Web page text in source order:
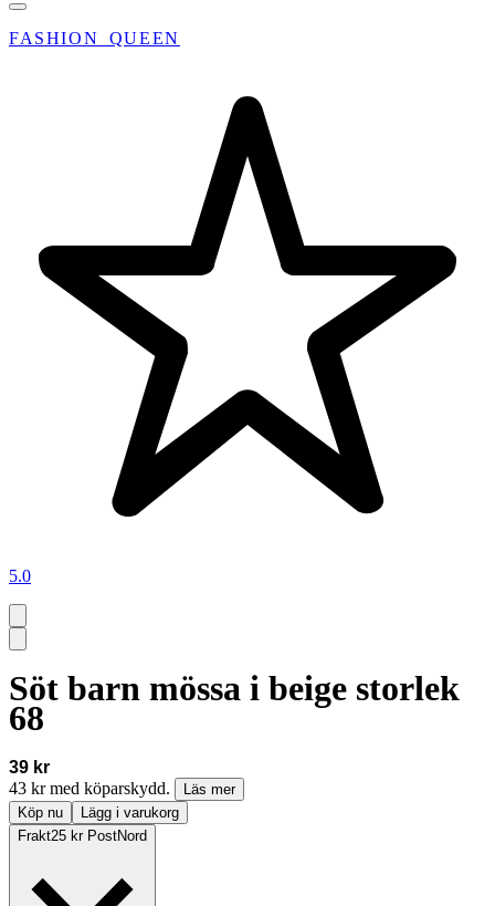
FASHION_QUEEN
5.0
Söt barn mössa i beige storlek
68
39 kr
43 kr med köparskydd.
Läs mer
Köp nu
Lägg i varukorg
Frakt25 kr PostNord